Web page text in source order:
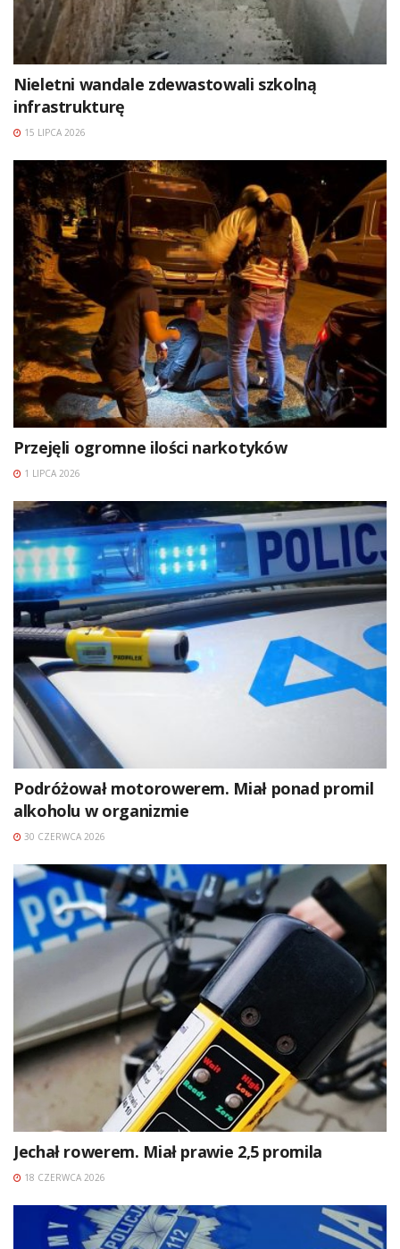
Nieletni wandale zdewastowali szkolną
infrastrukturę
15 LIPCA 2026
Przejęli ogromne ilości narkotyków
1 LIPCA 2026
Podróżował motorowerem. Miał ponad promil
alkoholu w organizmie
30 CZERWCA 2026
Jechał rowerem. Miał prawie 2,5 promila
18 CZERWCA 2026